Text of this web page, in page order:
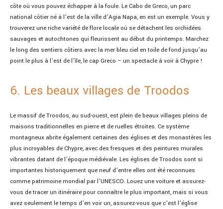
côte où vous pouvez échapper à la foule. Le Cabo de Greco, un parc
national côtier né à l’est de la ville d’Agia Napa, en est un exemple. Vous y
trouverez une riche variété de flore locale où se détachent les orchidées
sauvages et autochtones qui fleurissent au début du printemps. Marchez
le long des sentiers côtiers avec la mer bleu ciel en toile de fond jusqu’au
point le plus à l’est de l’île, le cap Greco – un spectacle à voir à Chypre !
6. Les beaux villages de Troodos
Le massif de Troodos, au sud-ouest, est plein de beaux villages pleins de
maisons traditionnelles en pierre et de ruelles étroites. Ce système
montagneux abrite également certaines des églises et des monastères les
plus incroyables de Chypre, avec des fresques et des peintures murales
vibrantes datant de l’époque médiévale. Les églises de Troodos sont si
importantes historiquement que neuf d’entre elles ont été reconnues
comme patrimoine mondial par l’UNESCO. Louez une voiture et assurez-
vous de tracer un itinéraire pour connaître le plus important, mais si vous
avez seulement le temps d’en voir un, assurez-vous que c’est l’église